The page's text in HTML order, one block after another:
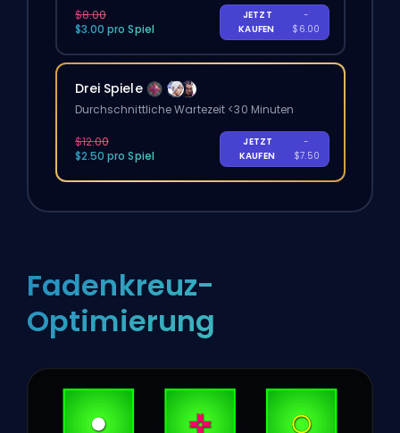
$8.00
$3.00 pro Spiel
JETZT
KAUFEN
-
$6.00
Drei Spiele
Durchschnittliche Wartezeit <30 Minuten
$12.00
$2.50 pro Spiel
JETZT
KAUFEN
-
$7.50
Fadenkreuz-
Optimierung